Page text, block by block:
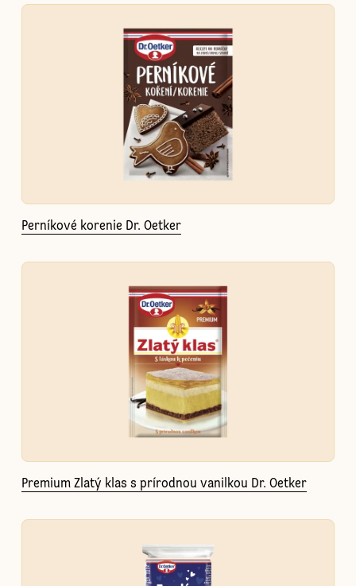
Perníkové korenie Dr. Oetker
Premium Zlatý klas s prírodnou vanilkou Dr. Oetker